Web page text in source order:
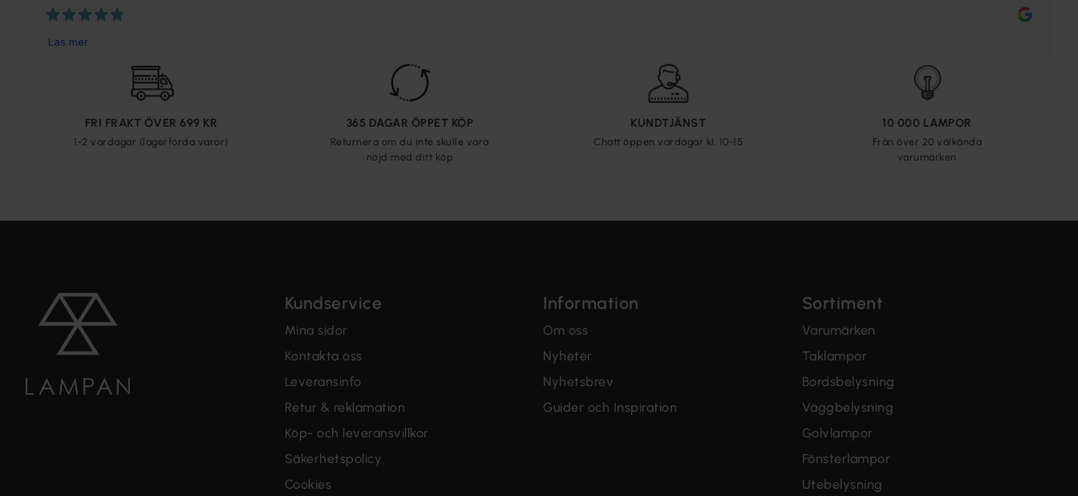
FRI FRAKT ÖVER 699 KR
1-2 vardagar (lagerförda varor)
365 DAGAR ÖPPET KÖP
Returnera om du inte skulle vara
nöjd med ditt köp
KUNDTJÄNST
Chatt öppen vardagar kl. 10-15
10 000 LAMPOR
Från över 20 välkända
varumärken
Kundservice
Mina sidor
Kontakta oss
Leveransinfo
Retur & reklamation
Köp- och leveransvillkor
Säkerhetspolicy
Cookies
Information
Om oss
Nyheter
Nyhetsbrev
Guider och Inspiration
Sortiment
Varumärken
Taklampor
Bordsbelysning
Väggbelysning
Golvlampor
Fönsterlampor
Utebelysning